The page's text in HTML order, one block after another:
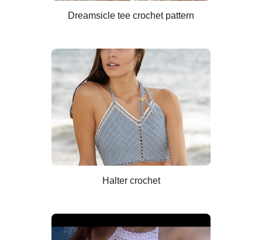
Dreamsicle tee crochet pattern
Halter crochet